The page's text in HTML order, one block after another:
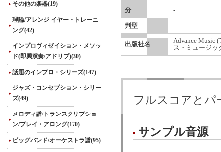
その他の楽器(19)
理論/アレンジ イヤー・トレーニ
ング(42)
インプロヴィゼイション・メソッ
ド(即興演奏/アドリブ)(30)
話題のインプロ・シリーズ(147)
ジャズ・コンセプション・シリー
ズ(49)
メロディ譜/トランスクリプショ
ン/プレイ・アロング(170)
ビッグバンド/オーケストラ譜(95)
分 -
判型 -
出版社名
Advance Music (
ス・ミュージッ
フルスコアとパ
サンプル音源